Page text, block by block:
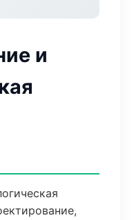
и